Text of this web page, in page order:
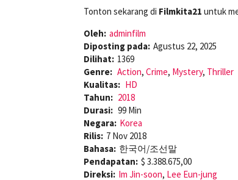
Tonton sekarang di Filmkita21 untuk
Oleh: adminfilm
Diposting pada: Agustus 22, 2025
Dilihat: 1369
Genre: Action, Crime, Mystery, Thriller
Kualitas: HD
Tahun: 2018
Durasi: 99 Min
Negara: Korea
Rilis: 7 Nov 2018
Bahasa: 한국어/조선말
Pendapatan: $ 3.388.675,00
Direksi: Im Jin-soon, Lee Eun-jung